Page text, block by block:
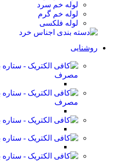
لوله خم سرد
لوله خم گرم
لوله فلکسی
روشنایی
مصرف
مصرف